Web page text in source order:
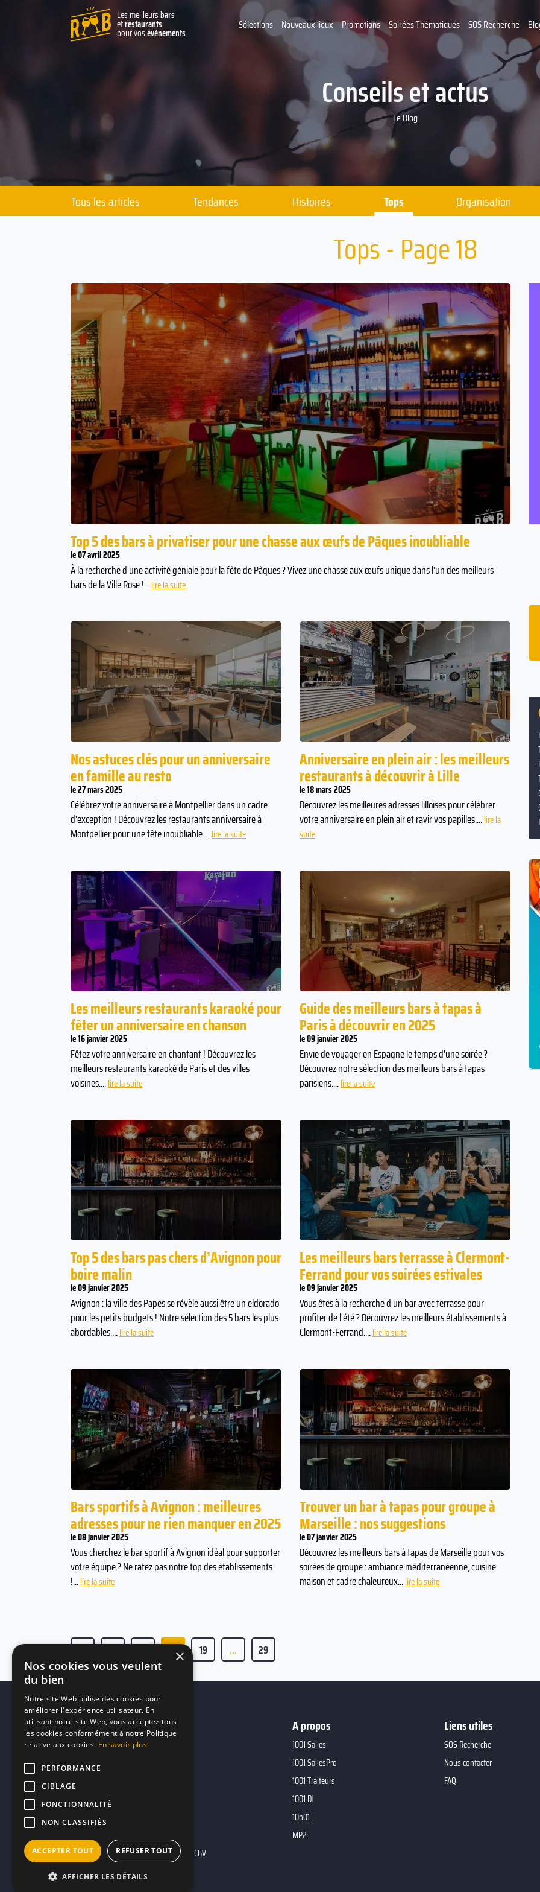
Les meilleursbars
etrestaurants
pour vosévénements
Sélections Nouveaux lieux Promotions Soirées Thématiques SOS Recherche
Conseils et actus
Le Blog
Tous les articles Tendances Histoires Tops Organisation
Tops - Page 18
Top 5 des bars à privatiser pour une chasse aux œufs de Pâques inoubliable
le 07 avril 2025
À la recherche d'une activité géniale pour la fête de Pâques ? Vivez une chasse aux œufs unique dans l'un des meilleurs
bars de la Ville Rose !...lire la suite
Nos astuces clés pour un anniversaire
en famille au resto
le 27 mars 2025
Célébrez votre anniversaire à Montpellier dans un cadre
d'exception ! Découvrez les restaurants anniversaire à
Montpellier pour une fête inoubliable....lire la suite
Anniversaire en plein air : les meilleurs
restaurants à découvrir à Lille
le 18 mars 2025
Découvrez les meilleures adresses lilloises pour célébrer
votre anniversaire en plein air et ravir vos papilles....lire la
suite
Les meilleurs restaurants karaoké pour
fêter un anniversaire en chanson
le 16 janvier 2025
Fêtez votre anniversaire en chantant ! Découvrez les
meilleurs restaurants karaoké de Paris et des villes
voisines....lire la suite
Guide des meilleurs bars à tapas à
Paris à découvrir en 2025
le 09 janvier 2025
Envie de voyager en Espagne le temps d'une soirée ?
Découvrez notre sélection des meilleurs bars à tapas
parisiens....lire la suite
Top 5 des bars pas chers d’Avignon pour
boire malin
le 09 janvier 2025
Avignon : la ville des Papes se révèle aussi être un eldorado
pour les petits budgets ! Notre sélection des 5 bars les plus
abordables....lire la suite
Les meilleurs bars terrasse à Clermont-
Ferrand pour vos soirées estivales
le 09 janvier 2025
Vous êtes à la recherche d'un bar avec terrasse pour
profiter de l'été ? Découvrez les meilleurs établissements à
Clermont-Ferrand....lire la suite
Bars sportifs à Avignon : meilleures
adresses pour ne rien manquer en 2025
le 08 janvier 2025
Vous cherchez le bar sportif à Avignon idéal pour supporter
votre équipe ? Ne ratez pas notre top des établissements
!...lire la suite
Trouver un bar à tapas pour groupe à
Marseille : nos suggestions
le 07 janvier 2025
Découvrez les meilleurs bars à tapas de Marseille pour vos
soirées de groupe : ambiance méditerranéenne, cuisine
maison et cadre chaleureux...lire la suite
18 19 ... 29
La consommation d’alcool ne réchauffe
pas : au contraire, elle accentue le
refroidissement de l'organisme à moyen
terme.
16% des couples se sont rencontrés dans
un bar ou une boîte de nuit.
Mentions légales CGU CGV
A propos
1001 Salles
1001 SallesPro
1001 Traiteurs
1001 DJ
10h01
MP2
Liens utiles
SOS Recherche
Nous contacter
FAQ
×
Nos cookies vous veulent
du bien
Notre site Web utilise des cookies pour
améliorer l'expérience utilisateur. En
utilisant notre site Web, vous acceptez tous
les cookies conformément à notre Politique
relative aux cookies. En savoir plus
PERFORMANCE
CIBLAGE
FONCTIONNALITÉ
NON CLASSIFIÉS
ACCEPTER TOUT REFUSER TOUT
AFFICHER LES DÉTAILS